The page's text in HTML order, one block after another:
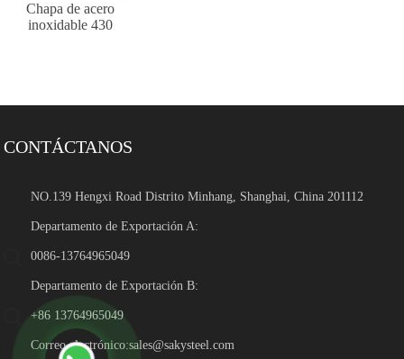
Chapa de acero
inoxidable 430
CONTÁCTANOS
NO.139 Hengxi Road Distrito Minhang, Shanghai, China 201112
Departamento de Exportación A:
0086-13764965049
Departamento de Exportación B:
+86 13764965049
Correo electrónico:sales@sakysteel.com